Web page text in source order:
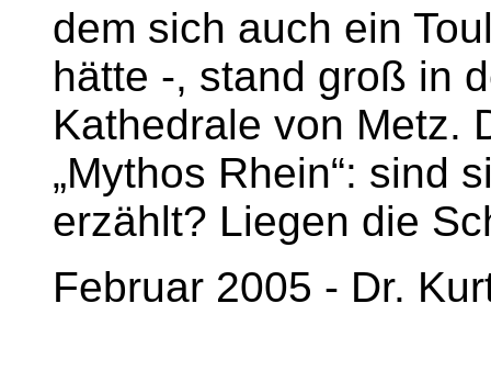
dem sich auch ein
hätte -, stand groß in
Kathedrale von Metz.
„Mythos Rhein“: sind
erzählt? Liegen die
Februar 2005 - Dr.